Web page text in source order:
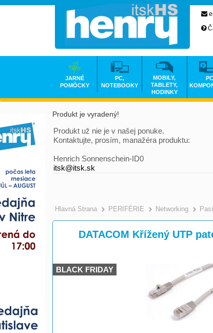
Produkt je vyradený!
Produkt už nie je v našej ponuke.
Kontaktujte, prosím, manažéra produktu:
Henrich Sonnenschein-ID0
itsk@itsk.sk
Hlavná Strana >
PERIFÉRIE >
Networking
DATACOM Křížený UTP
BLACK FRIDAY
JARNÉ
POMÔCKY
PC,
NOTEBOOKY
MOBILY,
TABLETY,
HODINKY
PC